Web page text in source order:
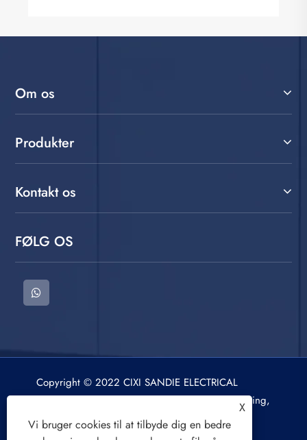
Om os
Produkter
Kontakt os
FØLG OS
Copyright © 2022 CIXI SANDIE ELECTRICAL
APPLIANCE CO.,LTD. Vaskemaskine, centrifugering,
luftkøler. Alle rettigheder forbeholdes.
X
Vi bruger cookies til at tilbyde dig en bedre